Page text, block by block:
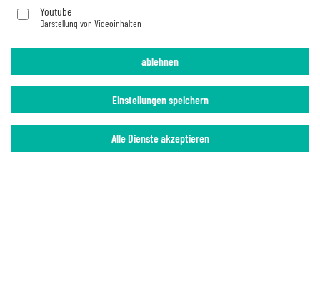
Impressum Datenschutz
Youtube
Darstellung von Videoinhalten
Alle Dienste akzeptieren
Einstellungen speichern
ablehnen